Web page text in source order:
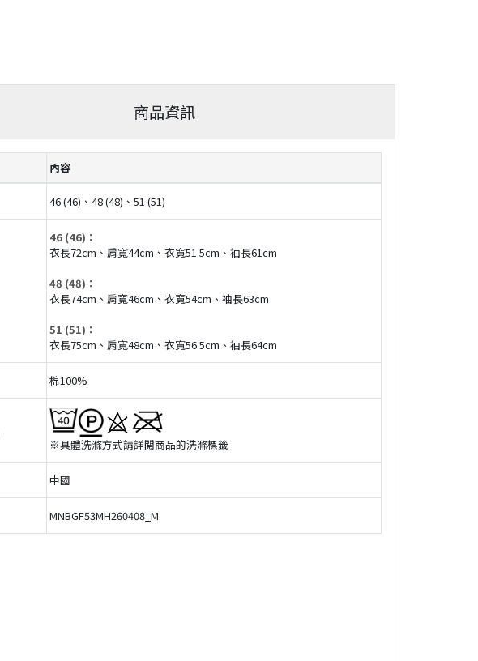
商品資訊
內容
46 (46)、48 (48)、51 (51)
46 (46)：
衣長72cm、肩寬44cm、衣寬51.5cm、袖長61cm
48 (48)：
衣長74cm、肩寬46cm、衣寬54cm、袖長63cm
51 (51)：
衣長75cm、肩寬48cm、衣寬56.5cm、袖長64cm
棉100%
※具體洗滌方式請詳閲商品的洗滌標籤
中國
MNBGF53MH260408_M